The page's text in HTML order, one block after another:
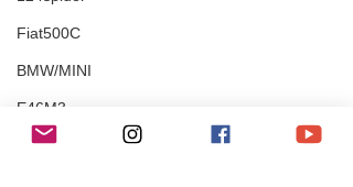
Fiat500C
BMW/MINI
E46M3
335i/428i/525i/X1